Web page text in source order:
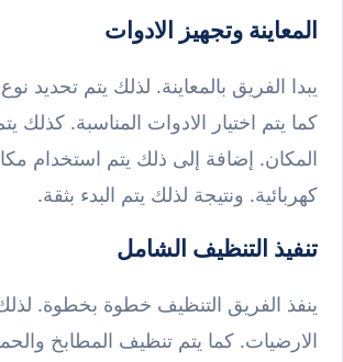
المعاينة وتجهيز الادوات
يبدا الفريق بالمعاينة. لذلك يتم تحديد
كما يتم اختيار الادوات المناسبة. كذلك
المكان. إضافة إلى ذلك يتم استخدام
كهربائية. ونتيجة لذلك يتم البدء بثقة.
تنفيذ التنظيف الشامل
ينفذ الفريق التنظيف خطوة بخطوة.
الارضيات. كما يتم تنظيف المطابخ